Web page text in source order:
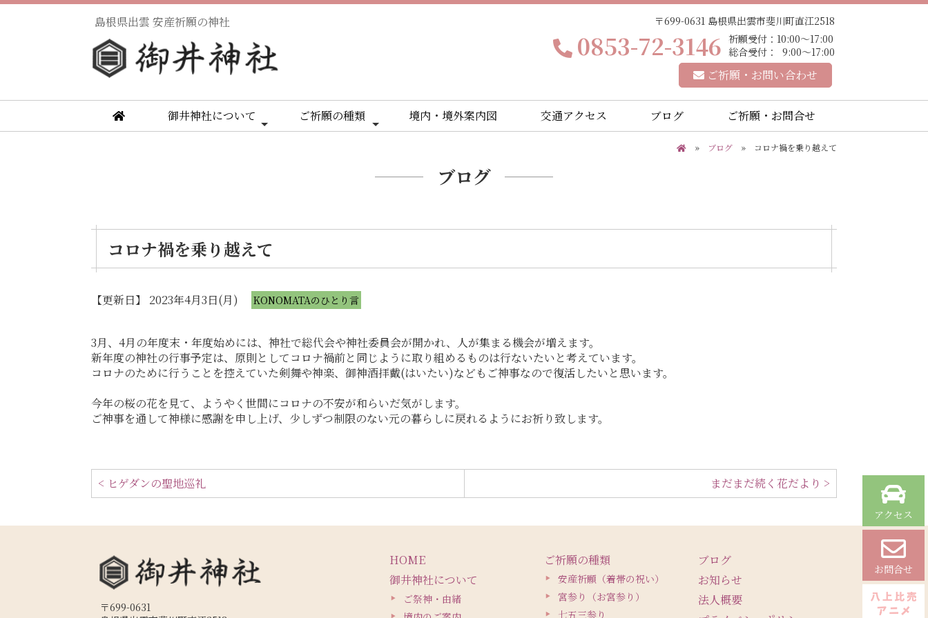
島根県出雲 安産祈願の神社 〒699-0631 島根県出雲市斐川町直江2518
0853-72-3146 祈願受付：10:00～17:00
総合受付： 9:00～17:00
ご祈願・お問い合わせ
御井神社について ご祈願の種類 境内・境外案内図 交通アクセス ブログ ご祈願・お問合せ
» ブログ » コロナ禍を乗り越えて
ブログ
コロナ禍を乗り越えて
【更新日】 2023年4月3日(月) KONOMATAのひとり言
3月、4月の年度末・年度始めには、神社で総代会や神社委員会が開かれ、人が集まる機会が増えます。
新年度の神社の行事予定は、原則としてコロナ禍前と同じように取り組めるものは行ないたいと考えています。
コロナのために行うことを控えていた剣舞や神楽、御神酒拝戴(はいたい)などもご神事なので復活したいと思います。
今年の桜の花を見て、ようやく世間にコロナの不安が和らいだ気がします。
ご神事を通して神様に感謝を申し上げ、少しずつ制限のない元の暮らしに戻れるようにお祈り致します。
< ヒゲダンの聖地巡礼 まだまだ続く花だより >
〒699-0631
HOME
御井神社について
ご祭神・由緒
ご祈願の種類
安産祈願（着帯の祝い）
宮参り（お宮参り）
七五三参り
ブログ
お知らせ
法人概要
アクセス
お問合せ